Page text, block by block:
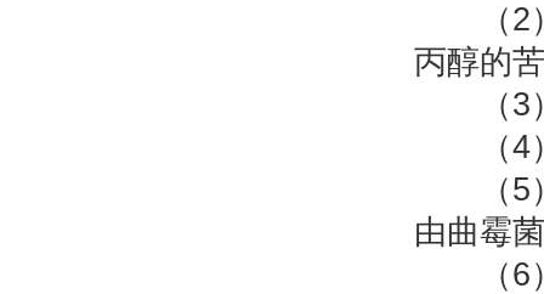
（2）
丙醇的
（3）
（4）
（5）
由曲霉
（6）